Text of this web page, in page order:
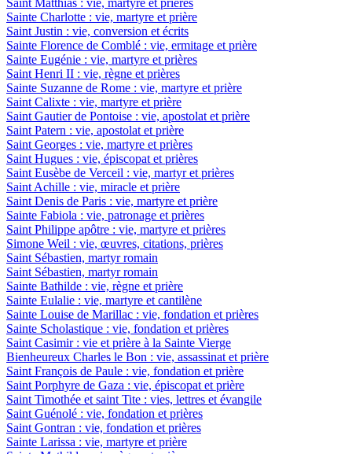
Sainte Charlotte : vie, martyre et prière
Saint Justin : vie, conversion et écrits
Sainte Florence de Comblé : vie, ermitage et prière
Sainte Eugénie : vie, martyre et prières
Saint Henri II : vie, règne et prières
Sainte Suzanne de Rome : vie, martyre et prière
Saint Calixte : vie, martyre et prière
Saint Gautier de Pontoise : vie, apostolat et prière
Saint Patern : vie, apostolat et prière
Saint Georges : vie, martyre et prières
Saint Hugues : vie, épiscopat et prières
Saint Eusèbe de Verceil : vie, martyr et prières
Saint Achille : vie, miracle et prière
Saint Denis de Paris : vie, martyre et prière
Sainte Fabiola : vie, patronage et prières
Saint Philippe apôtre : vie, martyre et prières
Simone Weil : vie, œuvres, citations, prières
Saint Sébastien, martyr romain
Saint Sébastien, martyr romain
Sainte Bathilde : vie, règne et prière
Sainte Eulalie : vie, martyre et cantilène
Sainte Louise de Marillac : vie, fondation et prières
Sainte Scholastique : vie, fondation et prières
Saint Casimir : vie et prière à la Sainte Vierge
Bienheureux Charles le Bon : vie, assassinat et prière
Saint François de Paule : vie, fondation et prière
Saint Porphyre de Gaza : vie, épiscopat et prière
Saint Timothée et saint Tite : vies, lettres et évangile
Saint Guénolé : vie, fondation et prières
Saint Gontran : vie, fondation et prières
Sainte Larissa : vie, martyre et prière